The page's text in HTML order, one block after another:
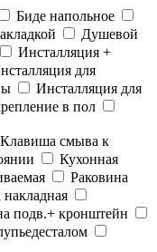
Биде напольное
Душевой
Инсталляция +
для
Инсталляция для
в пол
Клавиша смыва к
Кухонная
Раковина
подв.+ кронштейн